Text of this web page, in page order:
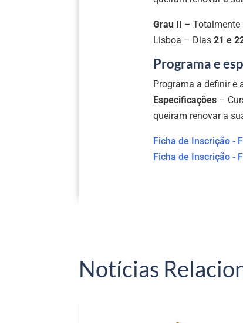
Grau II – Totalmente
Lisboa – Dias21 e
Programa e
Programa a definir e
Especificações –
queiram renovar a
Ficha de Inscrição -
Ficha de Inscrição -
Notícias